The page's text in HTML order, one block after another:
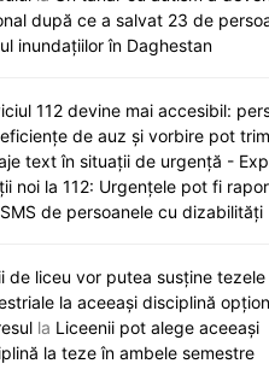
după ce a salvat 23 de
inundațiilor în Daghestan
112 devine mai accesibil:
de auz și vorbire pot
text în situații de urgență -
noi la 112: Urgențele pot fi
de persoanele cu dizabilități
de liceu vor putea susține tezele
la aceeași disciplină
la Liceenii pot alege aceeași
la teze în ambele semestre